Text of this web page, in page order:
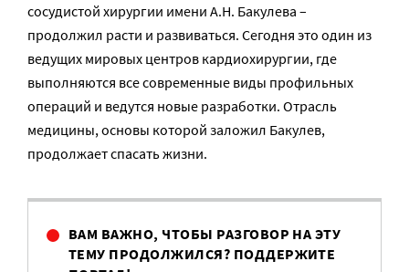
сосудистой хирургии имени А.Н. Бакулева –
продолжил расти и развиваться. Сегодня это один из
ведущих мировых центров кардиохирургии, где
выполняются все современные виды профильных
операций и ведутся новые разработки. Отрасль
медицины, основы которой заложил Бакулев,
продолжает спасать жизни.
ВАМ ВАЖНО, ЧТОБЫ РАЗГОВОР НА ЭТУ
ТЕМУ ПРОДОЛЖИЛСЯ? ПОДДЕРЖИТЕ